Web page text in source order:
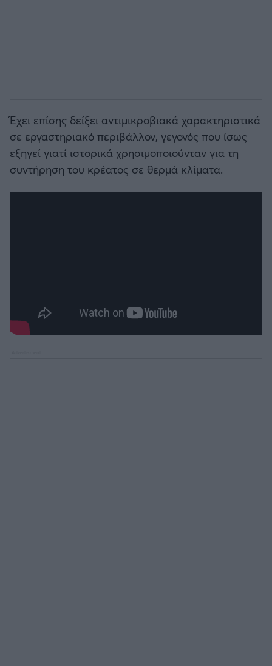
Έχει επίσης δείξει αντιμικροβιακά χαρακτηριστικά
σε εργαστηριακό περιβάλλον, γεγονός που ίσως
εξηγεί γιατί ιστορικά χρησιμοποιούνταν για τη
συντήρηση του κρέατος σε θερμά κλίματα.